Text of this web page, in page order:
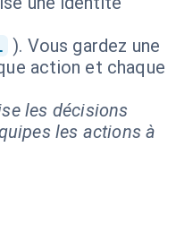
). Vous gardez une
action et chaque
les décisions
les actions à